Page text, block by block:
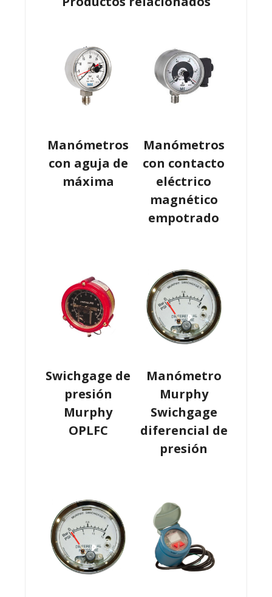
Manómetros
con aguja de
máxima
Manómetros
con contacto
eléctrico
magnético
empotrado
Swichgage de
presión
Murphy
OPLFC
Manómetro
Murphy
Swichgage
diferencial de
presión